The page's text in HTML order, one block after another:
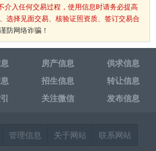
介入任何交易过程，使用信息时请务必提高
选择见面交易、核验证照资质、签订交易合
防网络诈骗！
房产信息
供求信息
招生信息
转让信息
关注微信 发布信息
管理信息 关于网站
联系网站